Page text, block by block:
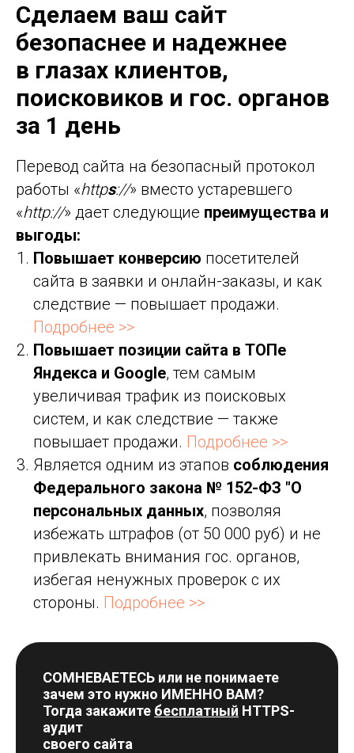
Сделаем ваш сайт
безопаснее и надежнее
в глазах клиентов,
поисковиков и гос. органов
за 1 день
Перевод сайта на безопасный протокол
работы «https://» вместо устаревшего
«http://» дает следующие преимущества и
выгоды:
Повышает конверсию посетителей
сайта в заявки и онлайн-заказы, и как
следствие — повышает продажи.
Подробнее >>
Повышает позиции сайта в ТОПе
Яндекса и Google, тем самым
увеличивая трафик из поисковых
систем, и как следствие — также
повышает продажи. Подробнее >>
Является одним из этапов соблюдения
Федерального закона № 152-ФЗ "О
персональных данных, позволяя
избежать штрафов (от 50 000 руб) и не
привлекать внимания гос. органов,
избегая ненужных проверок с их
стороны. Подробнее >>
СОМНЕВАЕТЕСЬ или не понимаете
зачем это нужно ИМЕННО ВАМ?
Тогда закажите бесплатный HTTPS-
аудит
своего сайта